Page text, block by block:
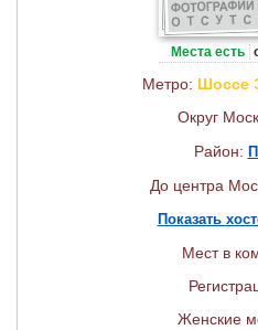
Места есть
Метро: Шоссе
Округ
Район:
До центра
Показать
Мест в
Женские